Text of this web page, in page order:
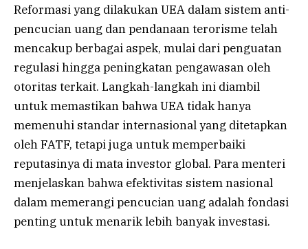
Reformasi yang dilakukan UEA dalam sistem anti-
pencucian uang dan pendanaan terorisme telah
mencakup berbagai aspek, mulai dari penguatan
regulasi hingga peningkatan pengawasan oleh
otoritas terkait. Langkah-langkah ini diambil
untuk memastikan bahwa UEA tidak hanya
memenuhi standar internasional yang ditetapkan
oleh FATF, tetapi juga untuk memperbaiki
reputasinya di mata investor global. Para menteri
menjelaskan bahwa efektivitas sistem nasional
dalam memerangi pencucian uang adalah fondasi
penting untuk menarik lebih banyak investasi.